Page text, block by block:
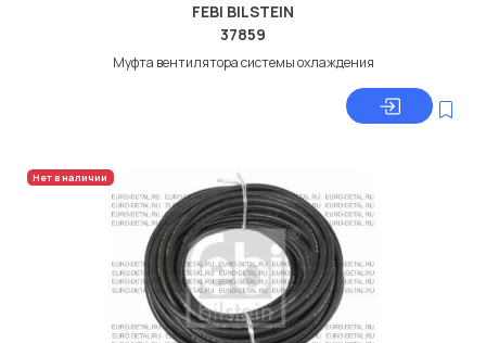
FEBI BILSTEIN
37859
Муфта вентилятора системы охлаждения
Нет в наличии